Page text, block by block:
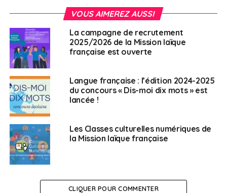
candidatures
NE RATEZ PAS
CNED : BTS commerce international
Weena Truscelli
VOUS AIMEREZ AUSSI
La campagne de recrutement
2025/2026 de la Mission laïque
française est ouverte
Langue française : l’édition 2024-2025
du concours « Dis-moi dix mots » est
lancée !
Les Classes culturelles numériques de
la Mission laïque française
CLIQUER POUR COMMENTER